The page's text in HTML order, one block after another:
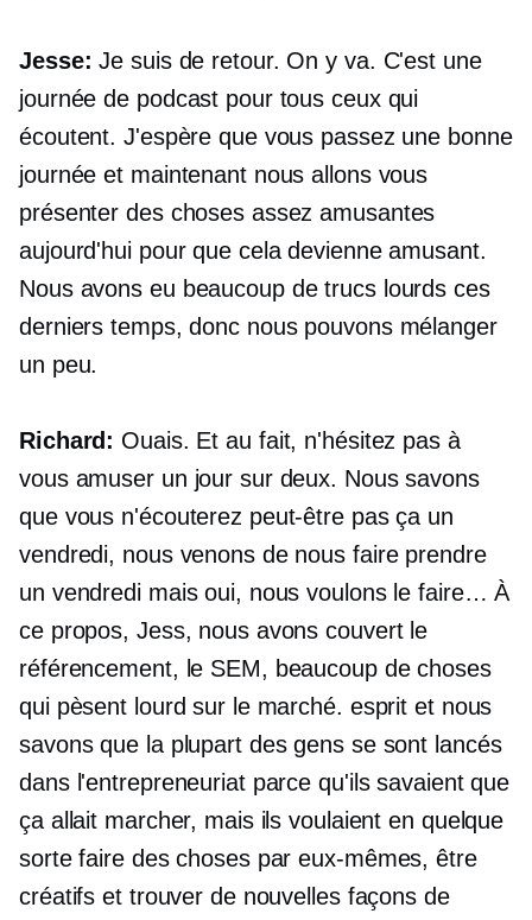
Jesse: Je suis de retour. On y va. C'est une
journée de podcast pour tous ceux qui
écoutent. J'espère que vous passez une bonne
journée et maintenant nous allons vous
présenter des choses assez amusantes
aujourd'hui pour que cela devienne amusant.
Nous avons eu beaucoup de trucs lourds ces
derniers temps, donc nous pouvons mélanger
un peu.
Richard: Ouais. Et au fait, n'hésitez pas à
vous amuser un jour sur deux. Nous savons
que vous n'écouterez peut-être pas ça un
vendredi, nous venons de nous faire prendre
un vendredi mais oui, nous voulons le faire… À
ce propos, Jess, nous avons couvert le
référencement, le SEM, beaucoup de choses
qui pèsent lourd sur le marché. esprit et nous
savons que la plupart des gens se sont lancés
dans l'entrepreneuriat parce qu'ils savaient que
ça allait marcher, mais ils voulaient en quelque
sorte faire des choses par eux-mêmes, être
créatifs et trouver de nouvelles façons de